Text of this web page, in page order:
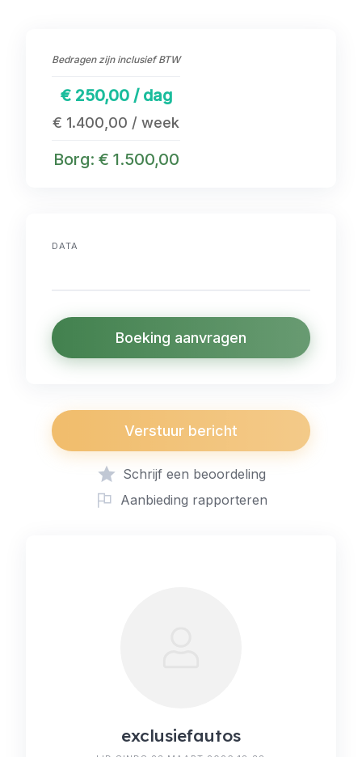
Bedragen zijn inclusief BTW
€ 250,00 / dag
€ 1.400,00 / week
Borg: € 1.500,00
DATA
Boeking aanvragen
Verstuur bericht
Schrijf een beoordeling
Aanbieding rapporteren
exclusiefautos